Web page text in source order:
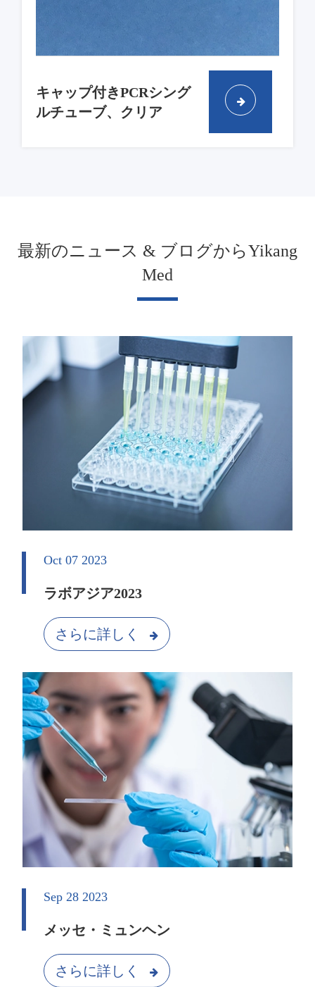
キャップ付きPCRシング
ルチューブ、クリア
最新のニュース & ブログからYikang
Med
Oct 07 2023
ラボアジア2023
さらに詳しく
Sep 28 2023
メッセ・ミュンヘン
さらに詳しく